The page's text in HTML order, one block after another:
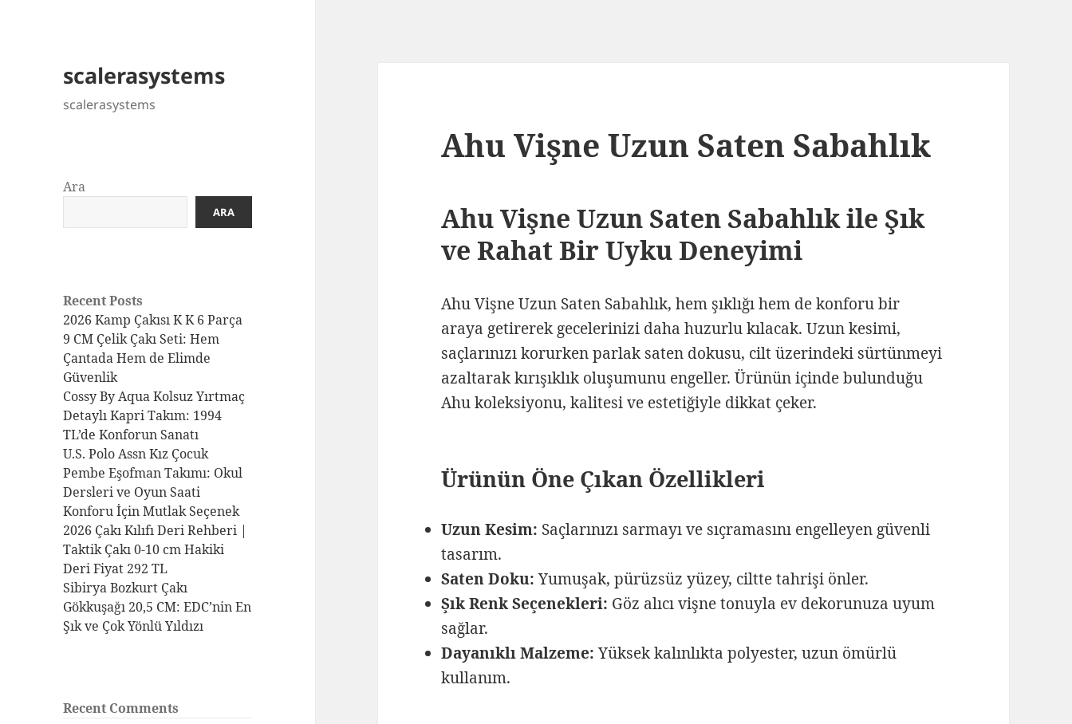
scalerasystems
scalerasystems
Ara
ARA
Recent Posts
2026 Kamp Çakısı K K 6 Parça
9 CM Çelik Çakı Seti: Hem
Çantada Hem de Elimde
Güvenlik
Cossy By Aqua Kolsuz Yırtmaç
Detaylı Kapri Takım: 1994
TL’de Konforun Sanatı
U.S. Polo Assn Kız Çocuk
Pembe Eşofman Takımı: Okul
Dersleri ve Oyun Saati
Konforu İçin Mutlak Seçenek
2026 Çakı Kılıfı Deri Rehberi |
Taktik Çakı 0-10 cm Hakiki
Deri Fiyat 292 TL
Sibirya Bozkurt Çakı
Gökkuşağı 20,5 CM: EDC’nin En
Şık ve Çok Yönlü Yıldızı
Recent Comments
Ahu Vişne Uzun Saten Sabahlık
Ahu Vişne Uzun Saten Sabahlık ile Şık
ve Rahat Bir Uyku Deneyimi
Ahu Vişne Uzun Saten Sabahlık, hem şıklığı hem de konforu bir
araya getirerek gecelerinizi daha huzurlu kılacak. Uzun kesimi,
saçlarınızı korurken parlak saten dokusu, cilt üzerindeki sürtünmeyi
azaltarak kırışıklık oluşumunu engeller. Ürünün içinde bulunduğu
Ahu koleksiyonu, kalitesi ve estetiğiyle dikkat çeker.
Ürünün Öne Çıkan Özellikleri
Uzun Kesim: Saçlarınızı sarmayı ve sıçramasını engelleyen güvenli
tasarım.
Saten Doku: Yumuşak, pürüzsüz yüzey, ciltte tahrişi önler.
Şık Renk Seçenekleri: Göz alıcı vişne tonuyla ev dekorunuza uyum
sağlar.
Dayanıklı Malzeme: Yüksek kalınlıkta polyester, uzun ömürlü
kullanım.